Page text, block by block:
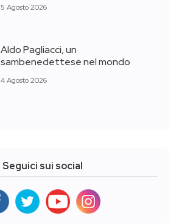
5 Agosto 2026
Aldo Pagliacci, un
sambenedettese nel mondo
4 Agosto 2026
Seguici sui social